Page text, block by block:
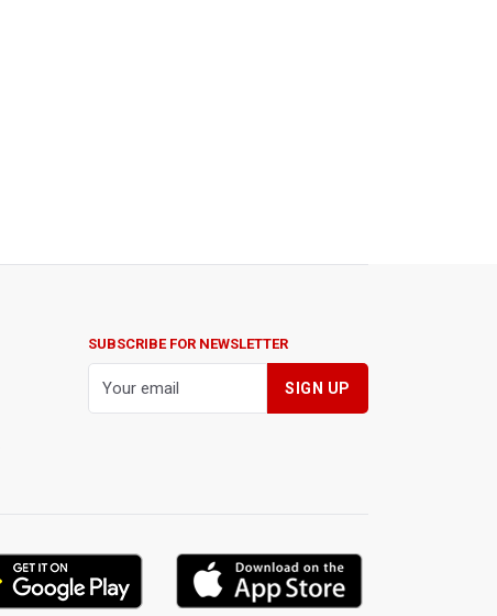
SUBSCRIBE FOR NEWSLETTER